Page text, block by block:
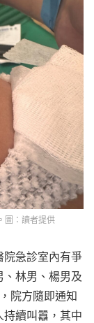
圖：讀者提供
院急診室內有爭
林男、楊男及
院方隨即通知
續叫囂，其中